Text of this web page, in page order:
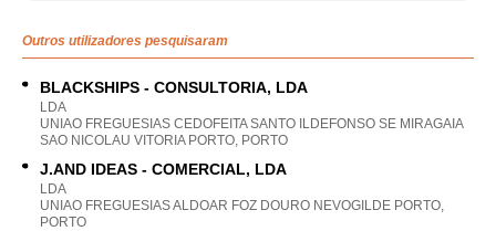
Outros utilizadores pesquisaram
BLACKSHIPS - CONSULTORIA, LDA
LDA
UNIAO FREGUESIAS CEDOFEITA SANTO ILDEFONSO SE MIRAGAIA
SAO NICOLAU VITORIA PORTO, PORTO
J.AND IDEAS - COMERCIAL, LDA
LDA
UNIAO FREGUESIAS ALDOAR FOZ DOURO NEVOGILDE PORTO,
PORTO